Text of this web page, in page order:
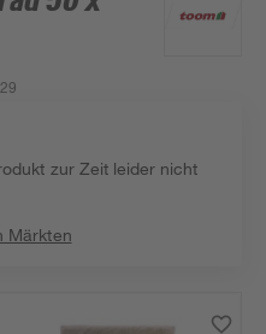
zur Zeit leider nicht
Märkten